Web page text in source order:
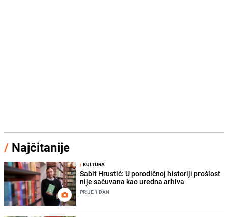
/ Najčitanije
/KULTURA
Sabit Hrustić: U porodičnoj historiji prošlost
nije sačuvana kao uredna arhiva
PRIJE 1 DAN